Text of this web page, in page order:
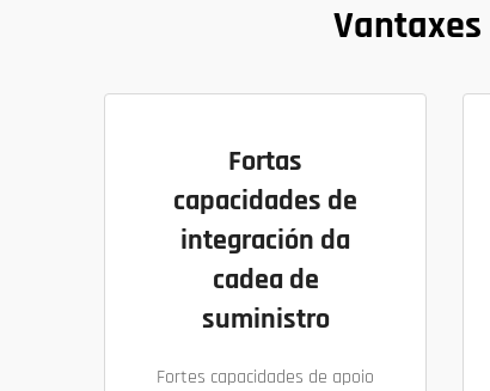
Fortas
capacidades de
integración da
cadea de
suministro
Fortes capacidades de apoio